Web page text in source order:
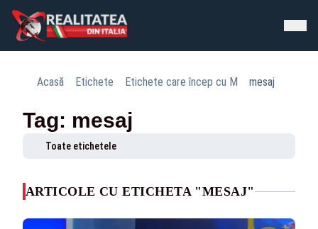
Acasă Etichete Etichete care încep cu M mesaj
Tag: mesaj
Toate etichetele
ARTICOLE CU ETICHETA "MESAJ"